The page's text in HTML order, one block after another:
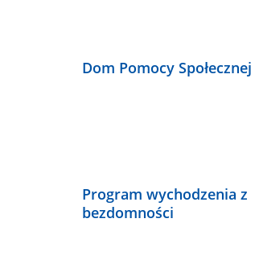
Dom Pomocy Społecznej
Program wychodzenia z
bezdomności